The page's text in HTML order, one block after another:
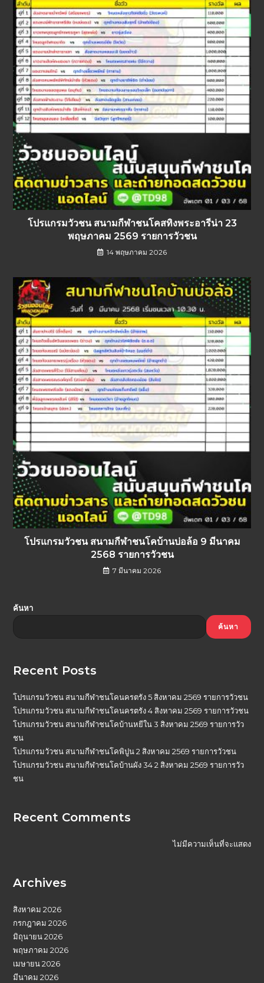
โปรแกรมวัวชน สนามกีฬาชนโคสทิงพระอารีน่า 23
พฤษภาคม 2569 รายการวัวชน
14 พฤษภาคม 2026
โปรแกรมวัวชน สนามกีฬาชนโคบ้านบ่อล้อ 9 มีนาคม
2568 รายการวัวชน
7 มีนาคม 2026
ค้นหา
ค้นหา
Recent Posts
โปรแกรมวัวชน สนามกีฬาชนโคนครตรัง 5 สิงหาคม 2569 รายการวัวชน
โปรแกรมวัวชน สนามกีฬาชนโคนครตรัง 4 สิงหาคม 2569 รายการวัวชน
โปรแกรมวัวชน สนามกีฬาชนโคบ้านหยีใน 3 สิงหาคม 2569 รายการวัว
ชน
โปรแกรมวัวชน สนามกีฬาชนโคพิปูน 2 สิงหาคม 2569 รายการวัวชน
โปรแกรมวัวชน สนามกีฬาชนโคบ้านผัง 34 2 สิงหาคม 2569 รายการวัว
ชน
Recent Comments
ไม่มีความเห็นที่จะแสดง
Archives
สิงหาคม 2026
กรกฎาคม 2026
มิถุนายน 2026
พฤษภาคม 2026
เมษายน 2026
มีนาคม 2026